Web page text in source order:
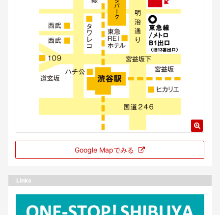
Google Mapでみる
Links